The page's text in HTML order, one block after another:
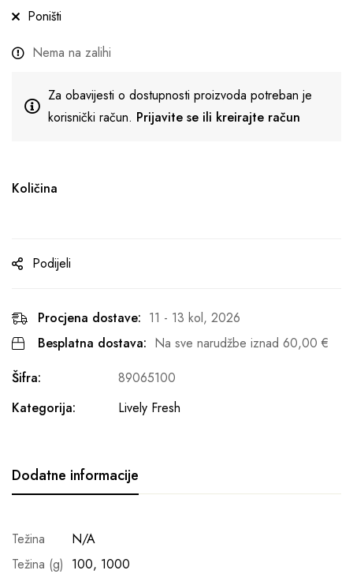
Poništi
Nema na zalihi
Za obavijesti o dostupnosti proizvoda potreban je
korisnički račun. Prijavite se ili kreirajte račun
Količina
Podijeli
Procjena dostave: 11 - 13 kol, 2026
Besplatna dostava: Na sve narudžbe iznad 60,00 €
Šifra:
89065100
Kategorija:
Lively Fresh
Dodatne informacije
Težina
N/A
Težina (g) 100, 1000